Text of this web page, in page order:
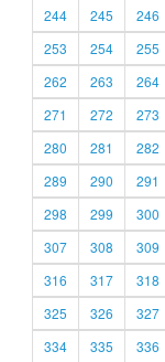
244
245 246
253
254 255
262
263 264
271
272 273
280
281 282
289
290 291
298
299 300
307
308 309
316
317 318
325
326 327
334
335 336